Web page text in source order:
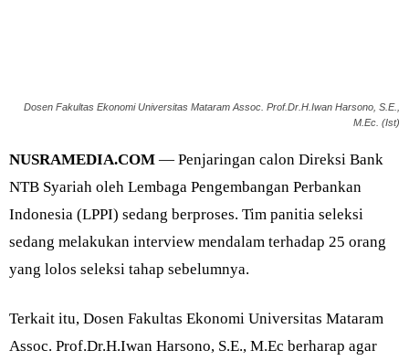
Dosen Fakultas Ekonomi Universitas Mataram Assoc. Prof.Dr.H.Iwan Harsono, S.E.,
M.Ec. (Ist)
NUSRAMEDIA.COM — Penjaringan calon Direksi Bank
NTB Syariah oleh Lembaga Pengembangan Perbankan
Indonesia (LPPI) sedang berproses. Tim panitia seleksi
sedang melakukan interview mendalam terhadap 25 orang
yang lolos seleksi tahap sebelumnya.
Terkait itu, Dosen Fakultas Ekonomi Universitas Mataram
Assoc. Prof.Dr.H.Iwan Harsono, S.E., M.Ec berharap agar